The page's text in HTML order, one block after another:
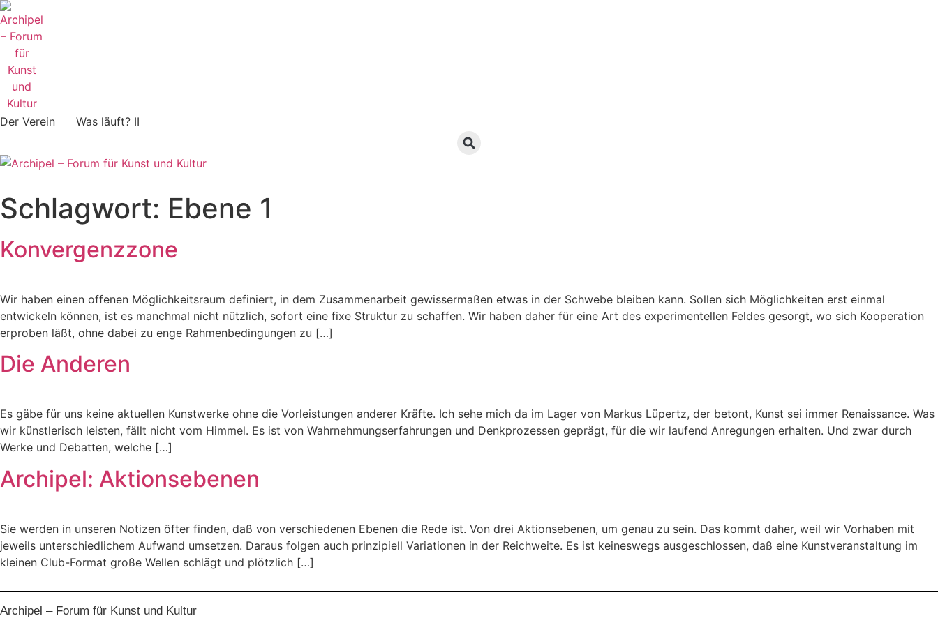
Zum
Inhalt
springen
Der Verein Was läuft? II
Schlagwort: Ebene 1
Konvergenzzone
Wir haben einen offenen Möglichkeitsraum definiert, in dem Zusammenarbeit gewissermaßen etwas in der Schwebe bleiben kann. Sollen sich Möglichkeiten erst einmal
entwickeln können, ist es manchmal nicht nützlich, sofort eine fixe Struktur zu schaffen. Wir haben daher für eine Art des experimentellen Feldes gesorgt, wo sich Kooperation
erproben läßt, ohne dabei zu enge Rahmenbedingungen zu […]
Die Anderen
Es gäbe für uns keine aktuellen Kunstwerke ohne die Vorleistungen anderer Kräfte. Ich sehe mich da im Lager von Markus Lüpertz, der betont, Kunst sei immer Renaissance. Was
wir künstlerisch leisten, fällt nicht vom Himmel. Es ist von Wahrnehmungserfahrungen und Denkprozessen geprägt, für die wir laufend Anregungen erhalten. Und zwar durch
Werke und Debatten, welche […]
Archipel: Aktionsebenen
Sie werden in unseren Notizen öfter finden, daß von verschiedenen Ebenen die Rede ist. Von drei Aktionsebenen, um genau zu sein. Das kommt daher, weil wir Vorhaben mit
jeweils unterschiedlichem Aufwand umsetzen. Daraus folgen auch prinzipiell Variationen in der Reichweite. Es ist keineswegs ausgeschlossen, daß eine Kunstveranstaltung im
kleinen Club-Format große Wellen schlägt und plötzlich […]
Archipel – Forum für Kunst und Kultur